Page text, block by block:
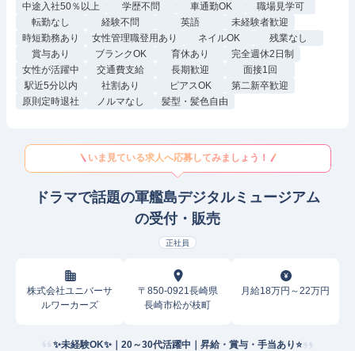
中途入社50％以上
学歴不問 車通勤OK
職場見学可
転勤なし
経験不問 英語
未経験者歓迎
時短勤務あり
女性管理職登用あり ネイルOK
残業なし
賞与あり
ブランクOK 育休あり
完全週休2日制
女性が活躍中
交通費支給 長期歓迎
面接1回
駅近5分以内
社割あり ピアスOK
第二新卒歓迎
原則定時退社
ノルマなし 髪型・髪色自由
いま見ている求人へ応募してみましょう！
ドラマで話題の軍艦島デジタルミュージアム
の受付・販売
正社員
株式会社ユニバーサ
ルワーカーズ
〒850-0921長崎県
長崎市松が枝町
月給18万円～22万円
✨未経験OK✨｜20～30代活躍中｜昇給・賞与・手当あり⭐